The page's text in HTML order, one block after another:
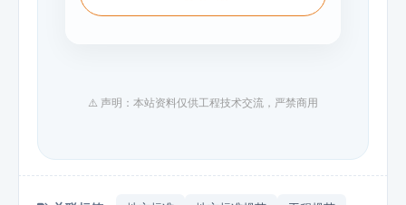
⚠️ 声明：本站资料仅供工程技术交流，严禁商用